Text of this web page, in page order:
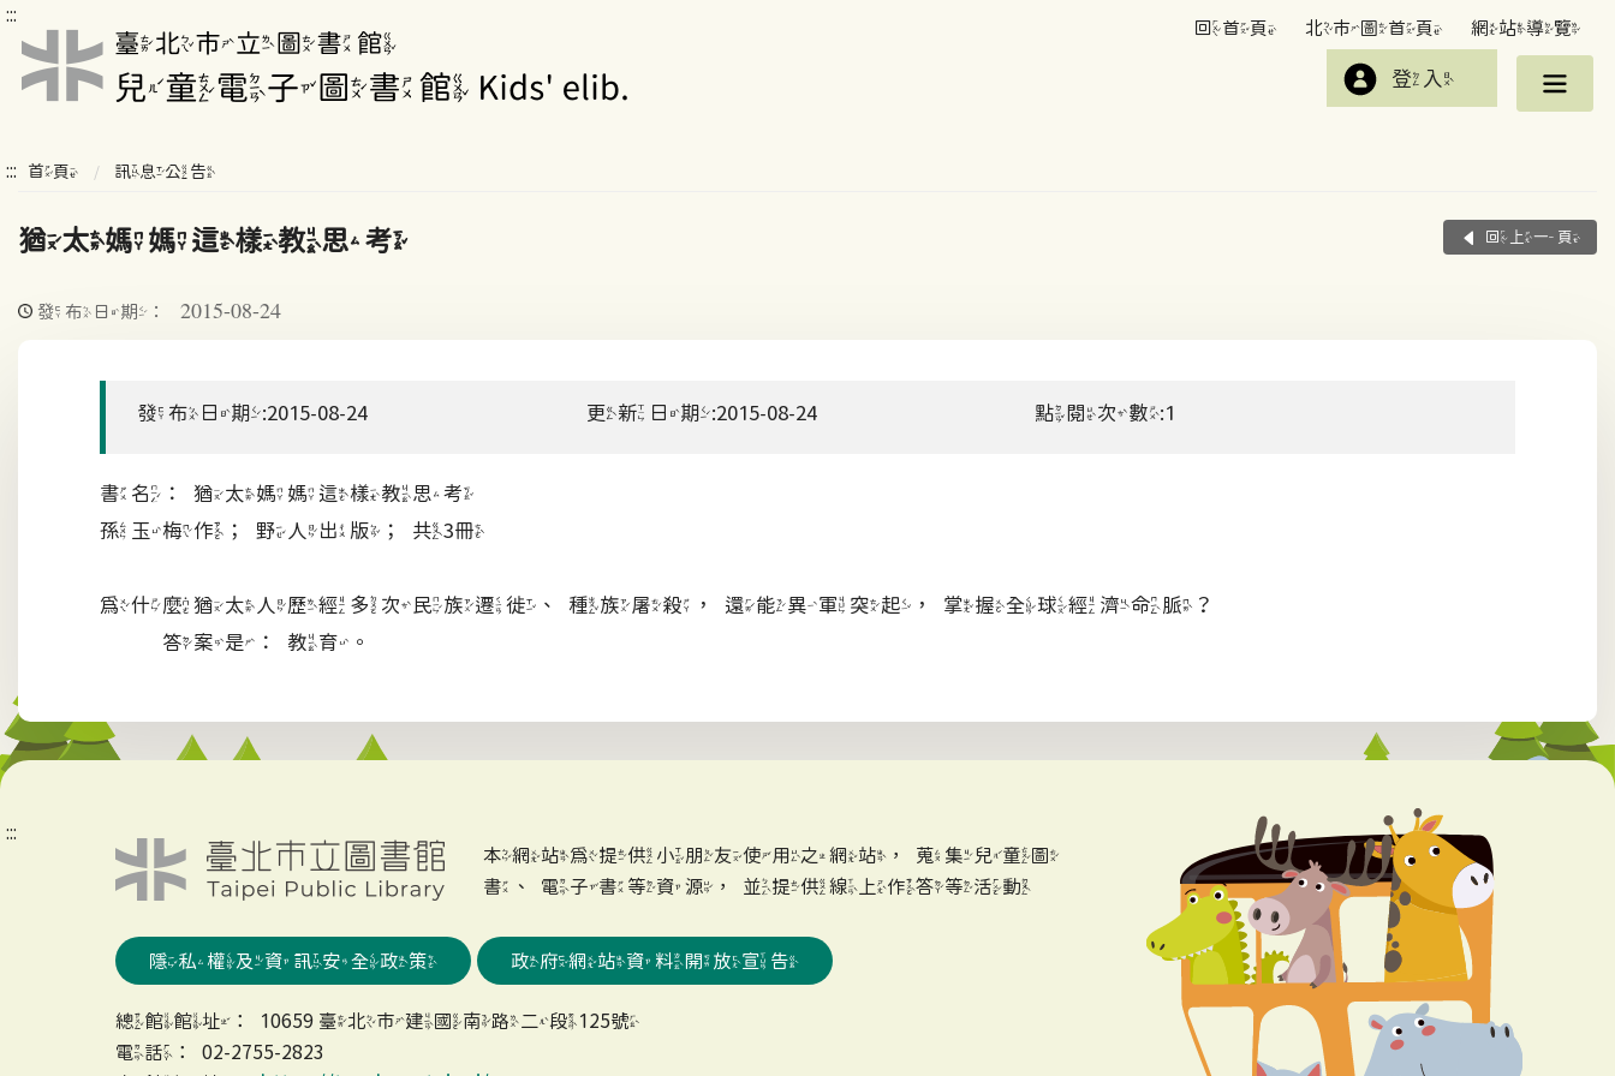
:::
回首頁 北市圖首頁 網站導覽
登入
::: 首頁 訊息公告
猶太媽媽這樣教思考 回上一頁
發布日期： 2015-08-24
發布日期:2015-08-24 更新日期:2015-08-24 點閱次數:1
書名：猶太媽媽這樣教思考
孫玉梅作；野人出版；共3冊
為什麼猶太人歷經多次民族遷徙、種族屠殺，還能異軍突起，掌握全球經濟命脈？
答案是：教育。
:::
本網站為提供小朋友使用之網站，蒐集兒童圖
書、電子書等資源，並提供線上作答等活動
隱私權及資訊安全政策 政府網站資料開放宣告
總館館址：10659 臺北市建國南路二段125號
電話：02-2755-2823